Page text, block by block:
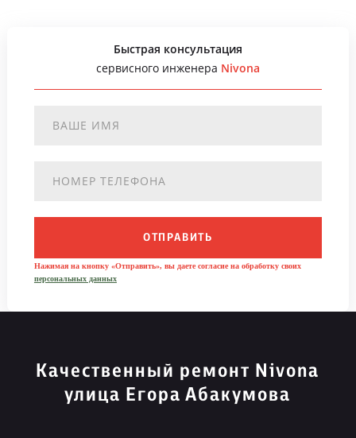
Быстрая консультация
сервисного инженера Nivona
ОТПРАВИТЬ
Нажимая на кнопку «Отправить», вы даете согласие на обработку своих
персональных данных
Качественный ремонт Nivona
улица Егора Абакумова